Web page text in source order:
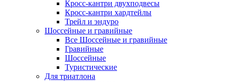
Кросс-кантри двухподвесы
Кросс-кантри хардтейлы
Трейл и эндуро
Шоссейные и гравийные
Все Шоссейные и гравийные
Гравийные
Шоссейные
Туристические
Для триатлона